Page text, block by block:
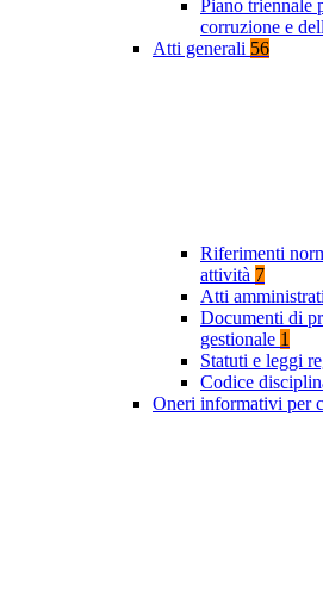
Piano triennale
corruzione e
Atti generali 56
Riferimenti
attività 7
Atti
Documenti di
gestionale 1
Statuti e leggi
Codice
Oneri informativi per